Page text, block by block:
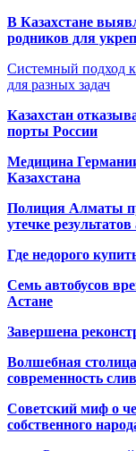
В Казахстане
родников для
Системный подход
для разных задач
Казахстан
порты России
Медицина
Казахстана
Полиция Алматы
утечке
Где недорого
Семь автобусов
Астане
Завершена
Волшебная
современность
Советский миф о
собственного